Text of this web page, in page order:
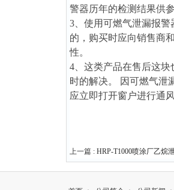
警器历年的检测结果供
3、使用可燃气泄漏报
的，购买时应向销售商
性。
4、这类产品在售后这
时的解决。 因可燃气泄
应立即打开窗户进行通
上一篇 : HRP-T1000喷涂厂乙烷